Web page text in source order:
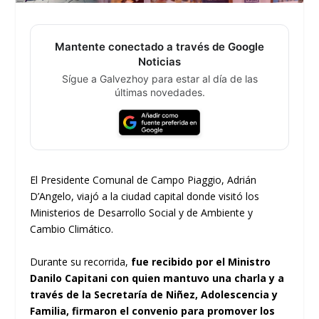
Mantente conectado a través de Google
Noticias
Sígue a Galvezhoy para estar al día de las
últimas novedades.
El Presidente Comunal de Campo Piaggio, Adrián
D’Angelo, viajó a la ciudad capital donde visitó los
Ministerios de Desarrollo Social y de Ambiente y
Cambio Climático.
Durante su recorrida, fue recibido por el Ministro
Danilo Capitani con quien mantuvo una charla y a
través de la Secretaría de Niñez, Adolescencia y
Familia, firmaron el convenio para promover los